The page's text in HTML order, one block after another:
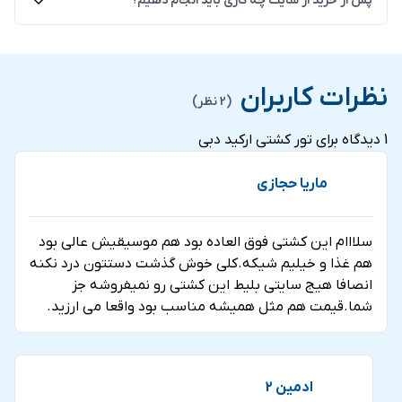
فروش در شهرهای تهران، شیراز، ساری و دبی می باشد.
کافی است شماره سفارش خود را در واتساپ برای همکاران
ما ارسال کنید تا بلیط شما در سریع ترین زمان ممکن صادر
شود.
نظرات کاربران (2 نظر)
1 دیدگاه برای تور کشتی ارکید دبی
ماریا حجازی
سلااام این کشتی فوق العاده بود هم موسیقیش عالی بود
هم غذا و خیلیم شیکه.کلی خوش گذشت دستتون درد نکنه
انصافا هیج سایتی بلیط این کشتی رو نمیفروشه جز
شما.قیمت هم مثل همیشه مناسب بود واقعا می ارزید.
ادمین 2